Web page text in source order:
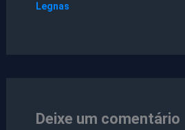
Legnas
Deixe um comentário